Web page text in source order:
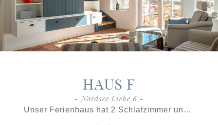
HAUS F
- Nordsee Liebe 6 -
Unser Ferienhaus hat 2 Schlafzimmer und 2 Bäder und erstreckt sich über 2 Etagen mit einer Wohnfläche von